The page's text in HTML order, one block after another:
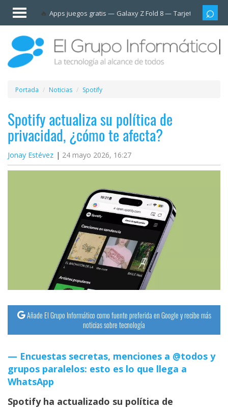
Apps juegos gratis Galaxy Z Fold 8 Tarjetas
Invitado
Iniciar
sesión /
Registrarse
Esenciales
Móviles
Ofertas
Apps
Redes
Trucos
y
Tutoriales
Sistemas
operativos
Portada Noticias Spotify
Spotify actualiza su política de
privacidad, ¿cómo te afecta?
Jonay Estévez 24 mayo 2026, 16:27
Añade El Grupo Informático como fuente preferida en Google y recibe más
noticias sobre tecnología
Encuestas secretas, menciones a @todos y
grupos paralelos: esto es lo que llega a
WhatsApp
Spotify ha actualizado su política de